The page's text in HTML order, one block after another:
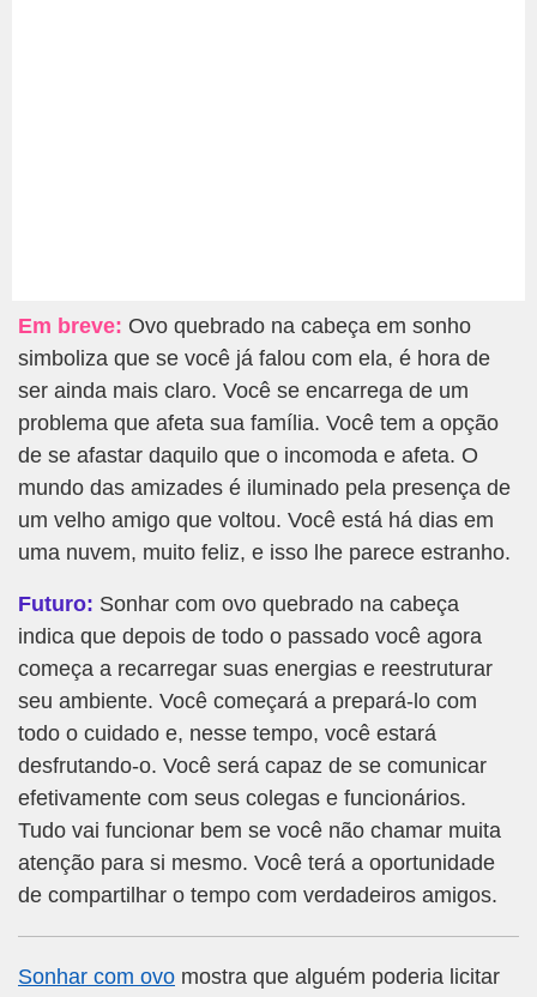
Em breve: Ovo quebrado na cabeça em sonho
simboliza que se você já falou com ela, é hora de
ser ainda mais claro. Você se encarrega de um
problema que afeta sua família. Você tem a opção
de se afastar daquilo que o incomoda e afeta. O
mundo das amizades é iluminado pela presença de
um velho amigo que voltou. Você está há dias em
uma nuvem, muito feliz, e isso lhe parece estranho.
Futuro: Sonhar com ovo quebrado na cabeça
indica que depois de todo o passado você agora
começa a recarregar suas energias e reestruturar
seu ambiente. Você começará a prepará-lo com
todo o cuidado e, nesse tempo, você estará
desfrutando-o. Você será capaz de se comunicar
efetivamente com seus colegas e funcionários.
Tudo vai funcionar bem se você não chamar muita
atenção para si mesmo. Você terá a oportunidade
de compartilhar o tempo com verdadeiros amigos.
Sonhar com ovo mostra que alguém poderia licitar